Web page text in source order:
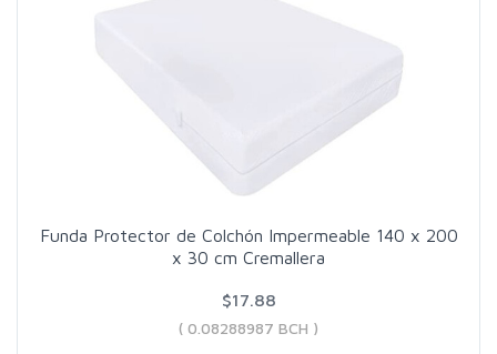
Funda Protector de Colchón Impermeable 140 x 200
x 30 cm Cremallera
$17.88
( 0.08288987 BCH )